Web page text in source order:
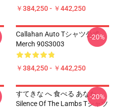
￥384,250 - ￥442,250
Callahan Auto Tシャツ公式
Merch 90S3003
￥384,250 - ￥442,250
-20%
すてきな へ 食べる あなた
Silence Of The Lambs Tシャツ
-20%